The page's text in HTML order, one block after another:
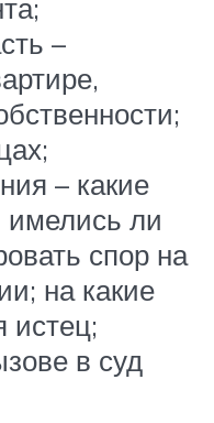
–
– какие
ли
спор на
на какие
истец;
в суд